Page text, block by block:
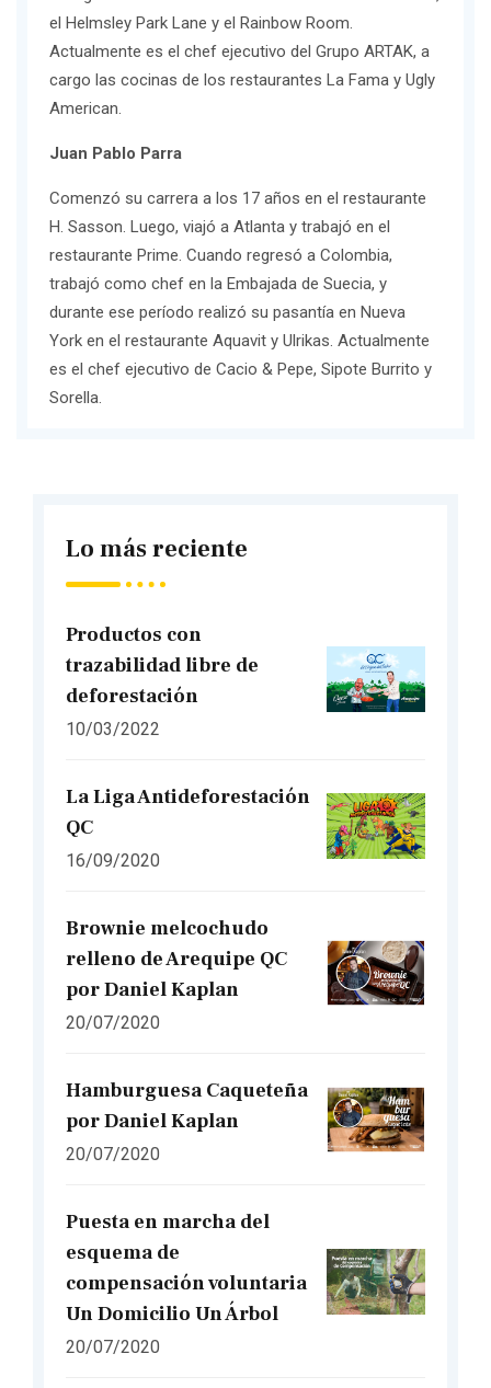
el Helmsley Park Lane y el Rainbow Room.
Actualmente es el chef ejecutivo del Grupo ARTAK, a
cargo las cocinas de los restaurantes La Fama y Ugly
American.
Juan Pablo Parra
Comenzó su carrera a los 17 años en el restaurante
H. Sasson. Luego, viajó a Atlanta y trabajó en el
restaurante Prime. Cuando regresó a Colombia,
trabajó como chef en la Embajada de Suecia, y
durante ese período realizó su pasantía en Nueva
York en el restaurante Aquavit y Ulrikas. Actualmente
es el chef ejecutivo de Cacio & Pepe, Sipote Burrito y
Sorella.
Lo más reciente
Productos con
trazabilidad libre de
deforestación
10/03/2022
La Liga Antideforestación
QC
16/09/2020
Brownie melcochudo
relleno de Arequipe QC
por Daniel Kaplan
20/07/2020
Hamburguesa Caqueteña
por Daniel Kaplan
20/07/2020
Puesta en marcha del
esquema de
compensación voluntaria
Un Domicilio Un Árbol
20/07/2020